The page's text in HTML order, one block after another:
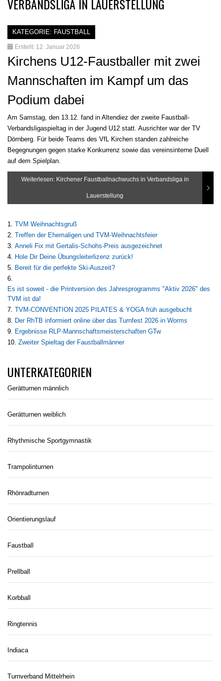
VERBANDSLIGA IN LAUERSTELLUNG
KATEGORIE: FAUSTBALL
Erstellt: 12. Januar 2026
Kirchens U12-Faustballer mit zwei
Mannschaften im Kampf um das
Podium dabei
Am Samstag, den 13.12. fand in Altendiez der zweite Faustball-
Verbandsligaspieltag in der Jugend U12 statt. Ausrichter war der TV
Dörnberg. Für beide Teams des VfL Kirchen standen zahlreiche
Begegnungen gegen starke Konkurrenz sowie das vereinsinterne Duell
auf dem Spielplan.
Weiterlesen: Kirchener Faustballnachwuchs in Verbandsliga in
Lauerstellung
TVM Weihnachtsgruß
Treffen der Ehemaligen und TVM-Weihnachtsfeier
Anneli Fix mit Gertalis-Schohs-Preis ausgezeichnet
Hole Dir Deine Übungsleiterlizenz zurück!
Bereit für die perfekte Ski-Auszeit?
Es ist soweit - die Printversion des Jahresprogramms "Aktiv 2026" des
TVM ist da!
TVM-CONVENTION 2025 PILATES & YOGA früh ausgebucht
Der RhTB informiert online über das Turnfest 2026 in Worms
Ergebnisse RLP-Mannschaftsmeisterschaften GTw
Zweiter Spieltag der Faustballmänner
UNTERKATEGORIEN
Gerätturnen männlich
Gerätturnen weiblich
Rhythmische Sportgymnastik
Trampolinturnen
Rhönradturnen
Orientierungslauf
Faustball
Prellball
Korbball
Ringtennis
Indiaca
Turnverband Mittelrhein